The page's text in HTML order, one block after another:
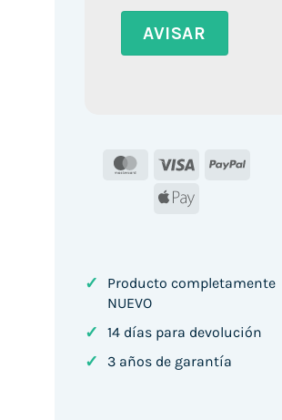
MasterCard
Visa
PayPal
Apple
✓
Producto completamente
NUEVO
✓ 14 días para devolución
✓ 3 años de garantía